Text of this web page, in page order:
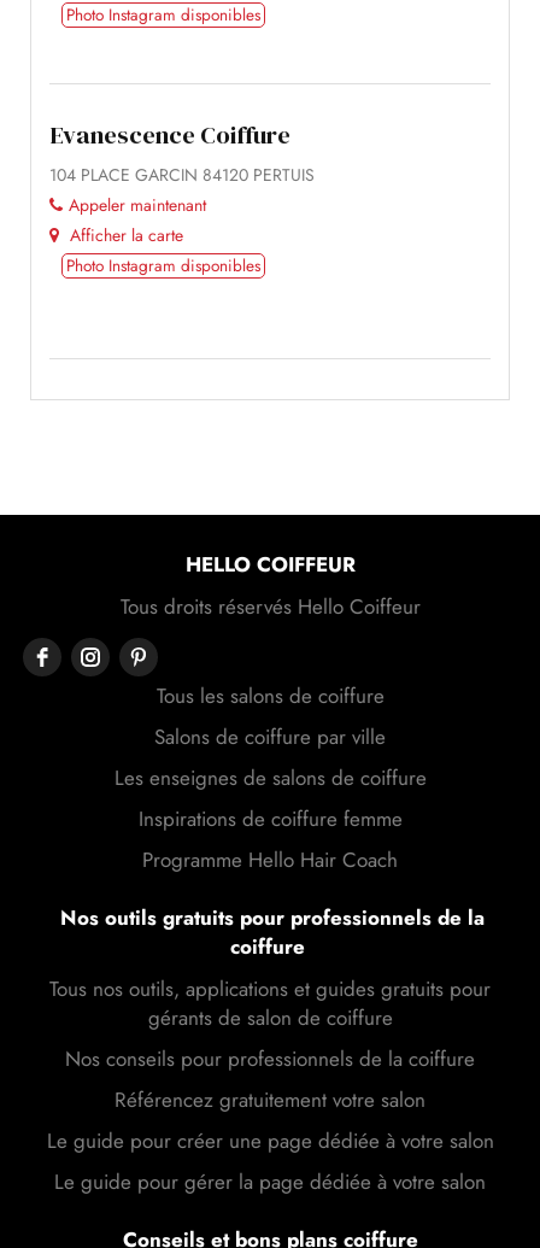
Photo Instagram disponibles
Evanescence Coiffure
104 PLACE GARCIN 84120 PERTUIS
Appeler maintenant
Afficher la carte
Photo Instagram disponibles
HELLO COIFFEUR
Tous droits réservés Hello Coiffeur
Tous les salons de coiffure
Salons de coiffure par ville
Les enseignes de salons de coiffure
Inspirations de coiffure femme
Programme Hello Hair Coach
Nos outils gratuits pour professionnels de la
coiffure
Tous nos outils, applications et guides gratuits pour
gérants de salon de coiffure
Nos conseils pour professionnels de la coiffure
Référencez gratuitement votre salon
Le guide pour créer une page dédiée à votre salon
Le guide pour gérer la page dédiée à votre salon
Conseils et bons plans coiffure